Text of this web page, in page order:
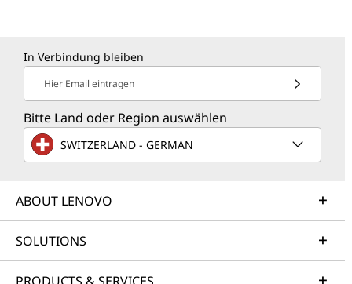
In Verbindung bleiben
Hier Email eintragen
Bitte Land oder Region auswählen
SWITZERLAND - GERMAN
ABOUT LENOVO
SOLUTIONS